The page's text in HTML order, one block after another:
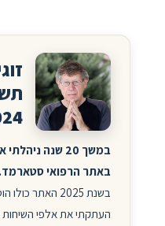
במשך 20 שנה
באתר הרפואי סטארמד.
בשנת 2025
העתקתי את אלפי השיחות